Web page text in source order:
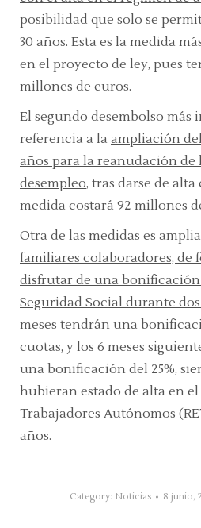
posibilidad que solo se
30 años. Esta es la medida
en el proyecto de ley, pues
millones de euros.
El segundo desembolso más
referencia a la ampliación
años para la reanudación
desempleo, tras darse de
medida costará 92 millones
Otra de las medidas es
familiares colaboradores, de
disfrutar de una bonificación
Seguridad Social durante
meses tendrán una
cuotas, y los 6 meses
una bonificación del 25%,
hubieran estado de alta en el
Trabajadores Autónomos
años.
Category: Noticias 8 junio,